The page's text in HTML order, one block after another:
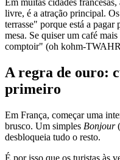
Em muitas cidades francesas,
livre, é a atração principal.
terrasse" porque está a
mesa. Se quiser um café
comptoir" (oh kohm-
A regra de ouro:
primeiro
Em França, começar uma
brusco. Um simples Bonjour
desbloqueia tudo o resto.